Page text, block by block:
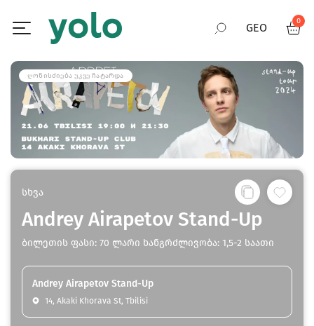
GEO
RUS
ENG
0
ᲦᲝᲜᲘᲡᲫᲘᲔᲑᲐ ᲣᲙᲕᲔ ᲩᲐᲢᲐᲠᲓᲐ
სხვა
Andrey Airapetov Stand-Up
ბილეთის ფასი: 70 ლარი ხანგრძლივობა: 1,5-2 საათი
Andrey Airapetov Stand-Up
14, Akaki Khorava St, Tbilisi